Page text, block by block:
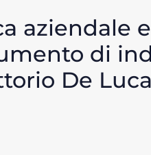
aziendale
di
De